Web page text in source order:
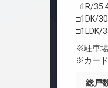
□1R/
□1DK/
□1LDK/
※駐車場
※カード
総戸